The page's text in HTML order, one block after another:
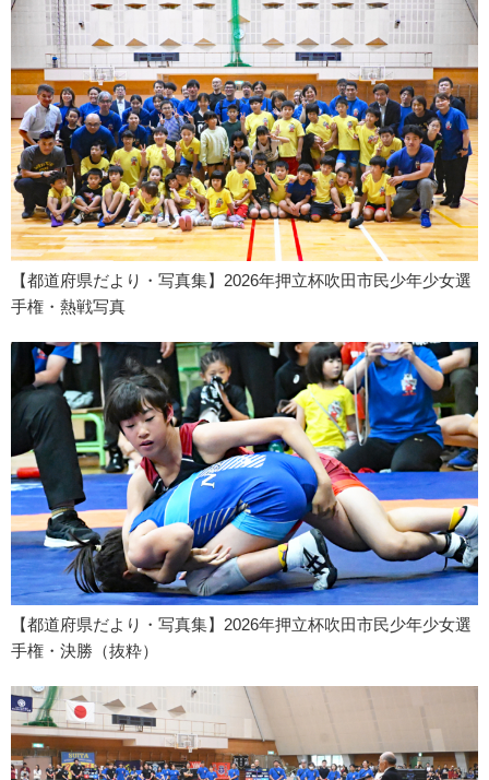
【都道府県だより・写真集】2026年押立杯吹田市民少年少女選
手権・熱戦写真
【都道府県だより・写真集】2026年押立杯吹田市民少年少女選
手権・決勝（抜粋）